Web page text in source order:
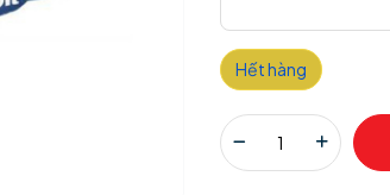
Hết hàng